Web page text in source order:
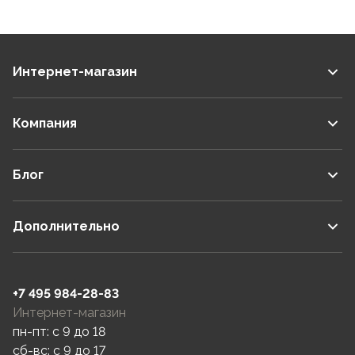
Интернет-магазин
Компания
Блог
Дополнительно
+7 495 984-28-83
Интернет-магазин
пн-пт: c 9 до 18
сб-вс: c 9 до 17